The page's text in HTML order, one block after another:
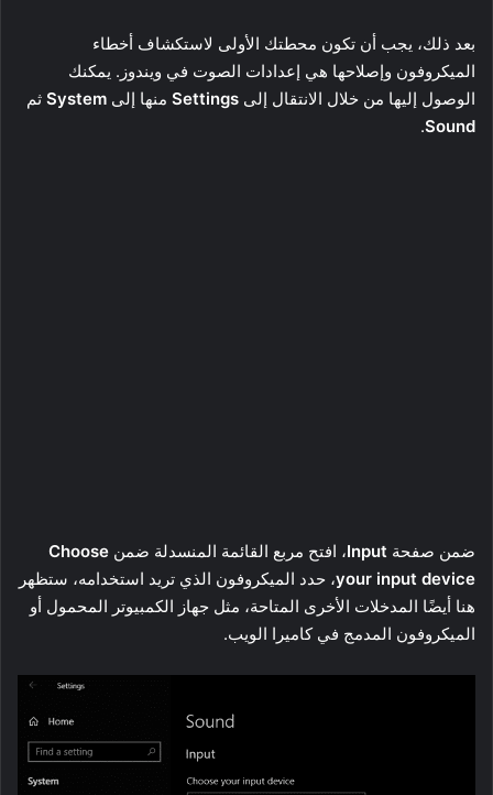
بعد ذلك، يجب أن تكون محطتك الأولى لاستكشاف أخطاء
الميكروفون وإصلاحها هي إعدادات الصوت في ويندوز. يمكنك
الوصول إليها من خلال الانتقال إلى Settings منها إلى System ثم
Sound
.
ضمن صفحة Input، افتح مربع القائمة المنسدلة ضمن Choose
your input device، حدد الميكروفون الذي تريد استخدامه، ستظهر
هنا أيضًا المدخلات الأخرى المتاحة، مثل جهاز الكمبيوتر المحمول أو
الميكروفون المدمج في كاميرا الويب.